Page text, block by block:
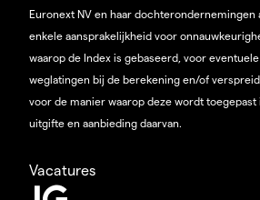
Euronext NV en haar dochterondernemingen
enkele aansprakelijkheid voor
waarop de Index is gebaseerd, voor
weglatingen bij de berekening en/of
voor de manier waarop deze wordt
uitgifte en aanbieding daarvan.
Vacatures